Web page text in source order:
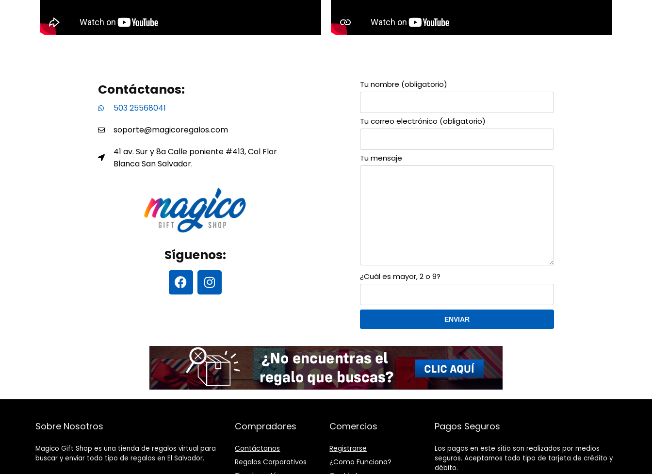
Contáctanos:
503 25568041
soporte@magicoregalos.com
41 av. Sur y 8a Calle poniente #413, Col Flor
Blanca San Salvador.
Síguenos:
Tu nombre (obligatorio)
Tu correo electrónico (obligatorio)
Tu mensaje
¿Cuál es mayor, 2 o 9?
Sobre Nosotros
Magico Gift Shop es una tienda de regalos virtual para
buscar y enviar todo tipo de regalos en El Salvador.
Compradores
Contáctanos
Regalos Corporativos
Comercios
Registrarse
¿Como Funciona?
Pagos Seguros
Los pagos en este sitio son realizados por medios
seguros. Aceptamos todo tipo de tarjeta de crédito y
débito.